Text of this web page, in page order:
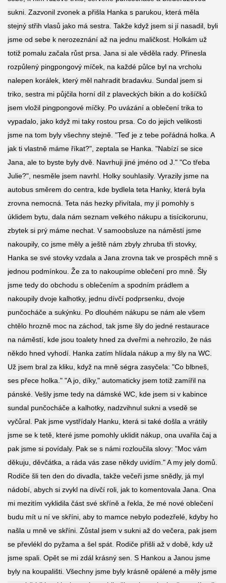
sukni. Zazvonil zvonek a přišla Hanka s parukou, která měla
stejný střih vlasů jako má sestra. Takže když jsem si jí nasadil, byli
jsme od sebe k nerozeznání až na jednu maličkost. Holkám už
totiž pomalu začala růst prsa. Jana si ale věděla rady. Přinesla
rozpůlený pingpongový míček, na každé půlce byl na vrcholu
nalepen korálek, který měl nahradit bradavku. Sundal jsem si
triko, sestra mi půjčila horní díl z plaveckých bikin a do košíčků
jsem vložil pingpongové míčky. Po uvázání a oblečení trika to
vypadalo, jako když mi taky rostou prsa. Co do jejich velikosti
jsme na tom byly všechny stejně. "Teď je z tebe pořádná holka. A
jak ti vlastně máme říkat?", zeptala se Hanka. "Nabízí se sice
Jana, ale to byste byly dvě. Navrhuji jiné jméno od J." "Co třeba
Julie?", nesměle jsem navrhl. Holky souhlasily. Vyrazily jsme na
autobus směrem do centra, kde bydlela teta Hanky, která byla
zrovna nemocná. Teta nás hezky přivítala, my jí pomohly s
úklidem bytu, dala nám seznam velkého nákupu a tisícikorunu,
zbytek si prý máme nechat. V samoobsluze na náměstí jsme
nakoupily, co jsme měly a ještě nám zbyly zhruba tři stovky,
Hanka se své stovky vzdala a Jana zrovna tak ve prospěch mně s
jednou podmínkou. Že za to nakoupíme oblečení pro mně. Šly
jsme tedy do obchodu s oblečením a spodním prádlem a
nakoupily dvoje kalhotky, jednu dívčí podprsenku, dvoje
punčocháče a sukýnku. Po dlouhém nákupu se nám ale všem
chtělo hrozně moc na záchod, tak jsme šly do jedné restaurace
na náměstí, kde jsou toalety hned za dveřmi a nehrozilo, že nás
někdo hned vyhodí. Hanka zatím hlídala nákup a my šly na WC.
Už jsem bral za kliku, když na mně ségra zasyčela: "Co blbneš,
ses přece holka." "A jo, díky," automaticky jsem totiž zamířil na
pánské. Vešly jsme tedy na dámské WC, kde jsem si v kabince
sundal punčocháče a kalhotky, nadzvihnul sukni a vsedě se
vyčůral. Pak jsme vystřídaly Hanku, která si také došla a vrátily
jsme se k tetě, které jsme pomohly uklidit nákup, ona uvařila čaj a
pak jsme si povídaly. Pak se s námi rozloučila slovy: "Moc vám
děkuju, děvčátka, a ráda vás zase někdy uvidím." A my jely domů.
Rodiče šli ten den do divadla, takže večeři jsme snědly, já myl
nádobí, abych si zvykl na dívčí roli, jak to komentovala Jana. Ona
mi mezitím vyklidila část své skříně a řekla, že mé nové oblečení
budu mít u ní ve skříni, aby to mamce nebylo podezřelé, kdyby ho
našla u mně ve skříni. Zůstal jsem v sukni až do večera, pak jsem
se převlékl do pyžama a šel spát. Rodiče přišli až v době, kdy už
jsme spali. Opět se mi zdál krásný sen. S Hankou a Janou jsme
byly na koupališti. Všechny jsme byly krásně opálené a měly jsme